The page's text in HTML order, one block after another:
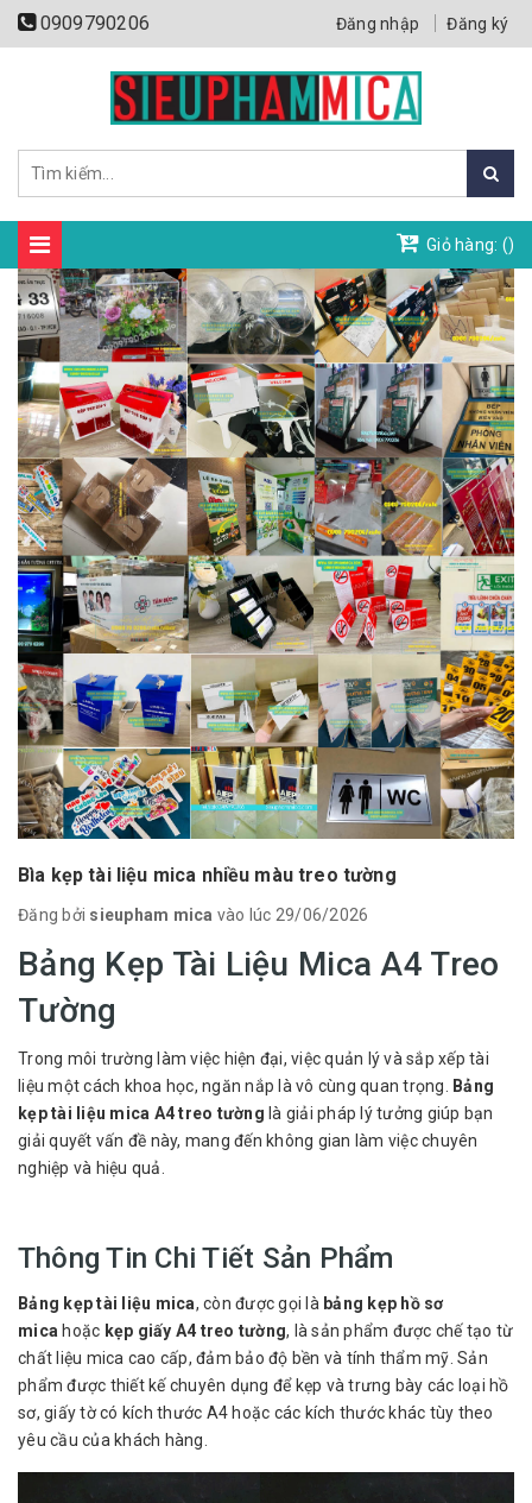
0909790206 Đăng nhập Đăng ký
Giỏ hàng: ()
Bìa kẹp tài liệu mica nhiều màu treo tường
Đăng bởi sieupham mica vào lúc 29/06/2026
Bảng Kẹp Tài Liệu Mica A4 Treo
Tường
Trong môi trường làm việc hiện đại, việc quản lý và sắp xếp tài
liệu một cách khoa học, ngăn nắp là vô cùng quan trọng.
Bảng
kẹp tài liệu mica A4 treo tường là giải pháp lý tưởng giúp bạn
giải quyết vấn đề này, mang đến không gian làm việc chuyên
nghiệp và hiệu quả.
Thông Tin Chi Tiết Sản Phẩm
Bảng kẹp tài liệu mica, còn được gọi là bảng kẹp hồ sơ
mica hoặc kẹp giấy A4 treo tường, là sản phẩm được chế tạo từ
chất liệu mica cao cấp, đảm bảo độ bền và tính thẩm mỹ. Sản
phẩm được thiết kế chuyên dụng để kẹp và trưng bày các loại hồ
sơ, giấy tờ có kích thước A4 hoặc các kích thước khác tùy theo
yêu cầu của khách hàng.